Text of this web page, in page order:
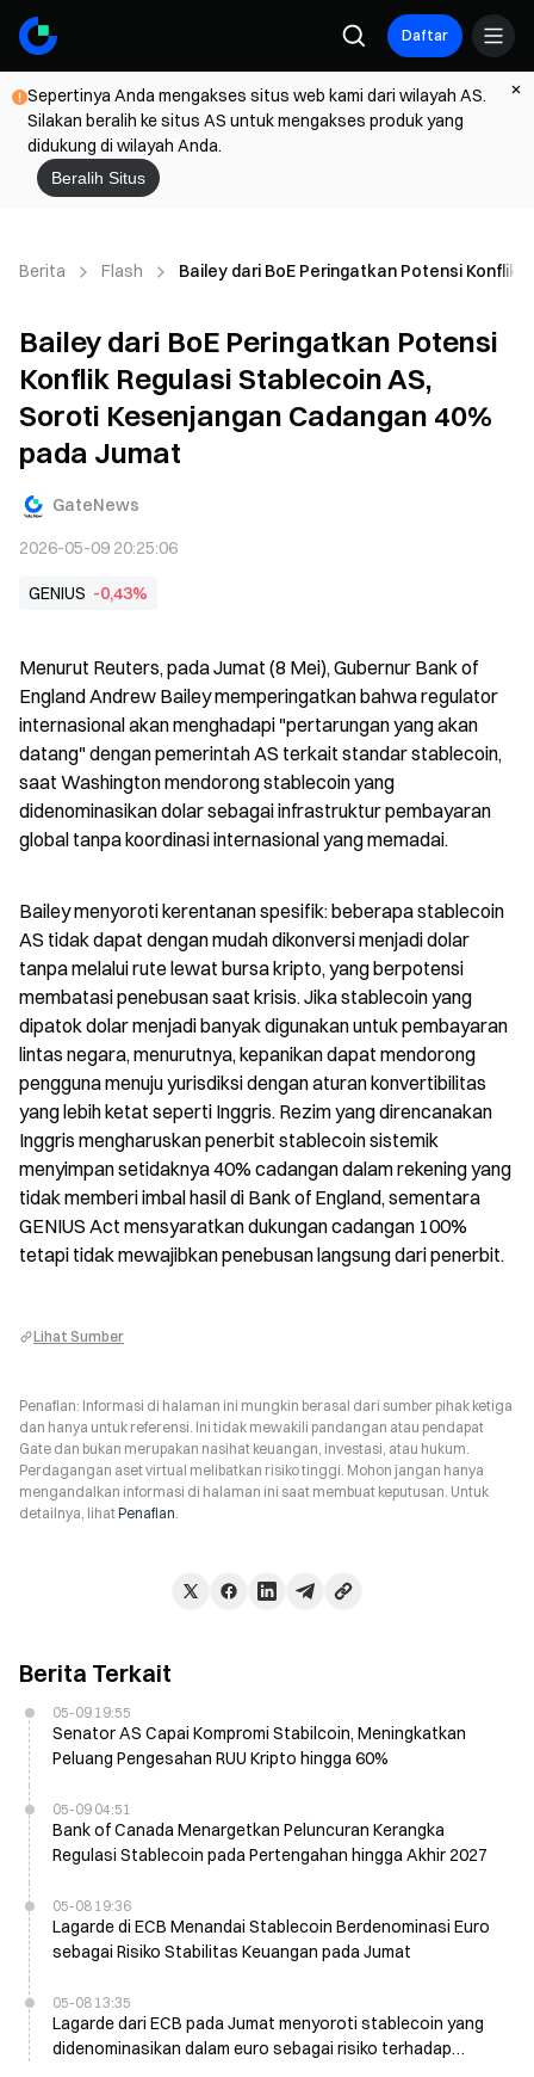
Daftar
Sepertinya Anda mengakses situs web kami dari wilayah AS.
Silakan beralih ke situs AS untuk mengakses produk yang
didukung di wilayah Anda.
Beralih Situs
Berita Flash Bailey dari BoE Peringatkan Potensi Konflik
Bailey dari BoE Peringatkan Potensi
Konflik Regulasi Stablecoin AS,
Soroti Kesenjangan Cadangan 40%
pada Jumat
GateNews
2026-05-09 20:25:06
GENIUS -0,43%
Menurut Reuters, pada Jumat (8 Mei), Gubernur Bank of
England Andrew Bailey memperingatkan bahwa regulator
internasional akan menghadapi "pertarungan yang akan
datang" dengan pemerintah AS terkait standar stablecoin,
saat Washington mendorong stablecoin yang
didenominasikan dolar sebagai infrastruktur pembayaran
global tanpa koordinasi internasional yang memadai.
Bailey menyoroti kerentanan spesifik: beberapa stablecoin
AS tidak dapat dengan mudah dikonversi menjadi dolar
tanpa melalui rute lewat bursa kripto, yang berpotensi
membatasi penebusan saat krisis. Jika stablecoin yang
dipatok dolar menjadi banyak digunakan untuk pembayaran
lintas negara, menurutnya, kepanikan dapat mendorong
pengguna menuju yurisdiksi dengan aturan konvertibilitas
yang lebih ketat seperti Inggris. Rezim yang direncanakan
Inggris mengharuskan penerbit stablecoin sistemik
menyimpan setidaknya 40% cadangan dalam rekening yang
tidak memberi imbal hasil di Bank of England, sementara
GENIUS Act mensyaratkan dukungan cadangan 100%
tetapi tidak mewajibkan penebusan langsung dari penerbit.
Lihat Sumber
Penafian: Informasi di halaman ini mungkin berasal dari sumber pihak ketiga
dan hanya untuk referensi. Ini tidak mewakili pandangan atau pendapat
Gate dan bukan merupakan nasihat keuangan, investasi, atau hukum.
Perdagangan aset virtual melibatkan risiko tinggi. Mohon jangan hanya
mengandalkan informasi di halaman ini saat membuat keputusan. Untuk
detailnya, lihatPenafian.
Berita Terkait
05-09 19:55
Senator AS Capai Kompromi Stabilcoin, Meningkatkan
Peluang Pengesahan RUU Kripto hingga 60%
05-09 04:51
Bank of Canada Menargetkan Peluncuran Kerangka
Regulasi Stablecoin pada Pertengahan hingga Akhir 2027
05-08 19:36
Lagarde di ECB Menandai Stablecoin Berdenominasi Euro
sebagai Risiko Stabilitas Keuangan pada Jumat
05-08 13:35
Lagarde dari ECB pada Jumat menyoroti stablecoin yang
didenominasikan dalam euro sebagai risiko terhadap